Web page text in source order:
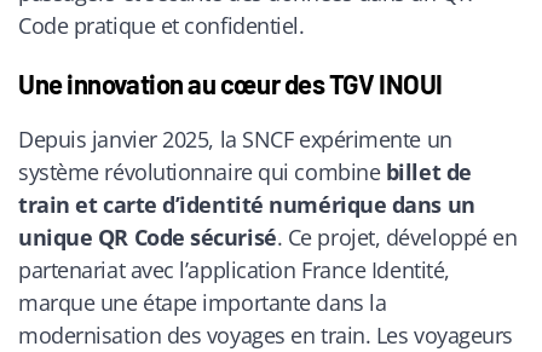
Code pratique et confidentiel.
Une innovation au cœur des TGV INOUI
Depuis janvier 2025, la SNCF expérimente un
système révolutionnaire qui combine billet de
train et carte d’identité numérique dans un
unique QR Code sécurisé. Ce projet, développé en
partenariat avec l’application France Identité,
marque une étape importante dans la
modernisation des voyages en train. Les voyageurs